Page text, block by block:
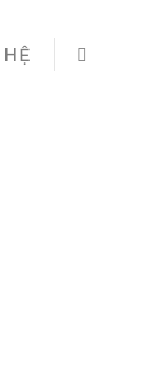
HỆ